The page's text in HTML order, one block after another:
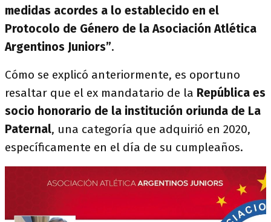
medidas acordes a lo establecido en el
Protocolo de Género de la Asociación Atlética
Argentinos Juniors”.
Cómo se explicó anteriormente, es oportuno
resaltar que el ex mandatario de la República es
socio honorario de la institución oriunda de La
Paternal, una categoría que adquirió en 2020,
específicamente en el día de su cumpleaños.